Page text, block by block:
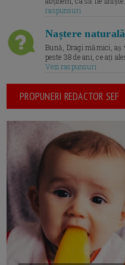
raspunsuri
Naștere
Bună, Dragi mămici, aș
peste 38 de ani, ce ați
Vezi raspunsuri
PROPUNERI REDACTOR SEF